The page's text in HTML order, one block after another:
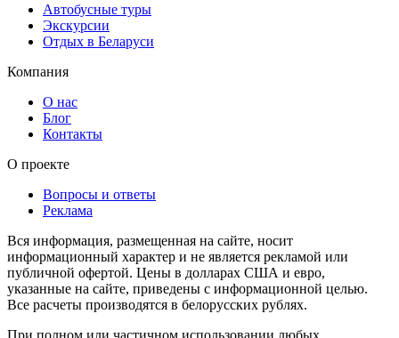
Автобусные туры
Экскурсии
Отдых в Беларуси
Компания
О нас
Блог
Контакты
О проекте
Вопросы и ответы
Реклама
Вся информация, размещенная на сайте, носит
информационный характер и не является рекламой или
публичной офертой. Цены в долларах США и евро,
указанные на сайте, приведены с информационной целью.
Все расчеты производятся в белорусских рублях.
При полном или частичном использовании любых